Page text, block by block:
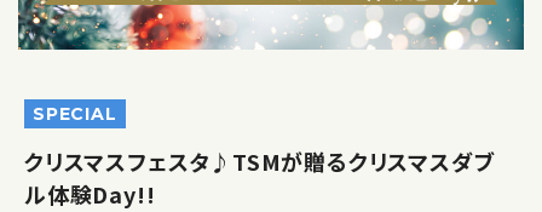
SPECIAL
クリスマスフェスタ♪TSMが贈るクリスマスダブ
ル体験Day!!